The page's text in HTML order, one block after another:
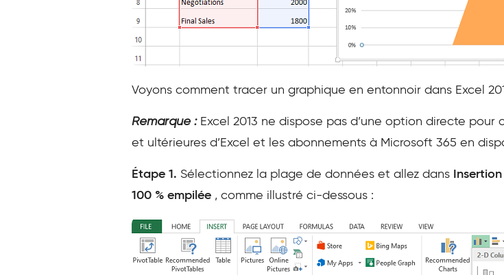
Voyons comment tracer un graphique en entonnoir dans Excel
Remarque :Excel 2013 ne dispose pas d’une option directe pour
et ultérieures d’Excel et les abonnements à Microsoft 365 en
Étape 1. Sélectionnez la plage de données et allez dans Insertion
100 % empilée , comme illustré ci-dessous :